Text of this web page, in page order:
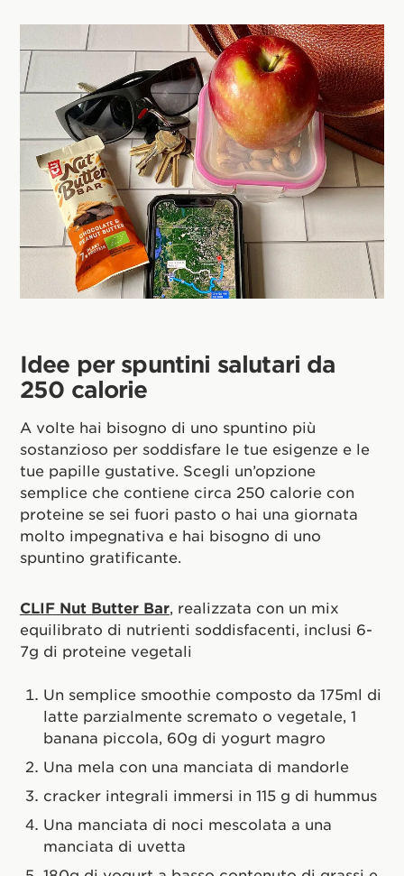
Idee per spuntini salutari da
250 calorie
A volte hai bisogno di uno spuntino più
sostanzioso per soddisfare le tue esigenze e le
tue papille gustative. Scegli un’opzione
semplice che contiene circa 250 calorie con
proteine se sei fuori pasto o hai una giornata
molto impegnativa e hai bisogno di uno
spuntino gratificante.
CLIF Nut Butter Bar, realizzata con un mix
equilibrato di nutrienti soddisfacenti, inclusi 6-
7g di proteine vegetali
Un semplice smoothie composto da 175ml di
latte parzialmente scremato o vegetale, 1
banana piccola, 60g di yogurt magro
Una mela con una manciata di mandorle
cracker integrali immersi in 115 g di hummus
Una manciata di noci mescolata a una
manciata di uvetta